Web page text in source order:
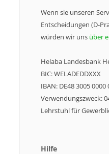
Wenn sie unseren
Entscheidungen (D-
würden wir uns über
Helaba Landesbank
BIC: WELADEDDXXX
IBAN: DE48 3005 0000
Verwendungszweck:
Lehrstuhl für
Hilfe